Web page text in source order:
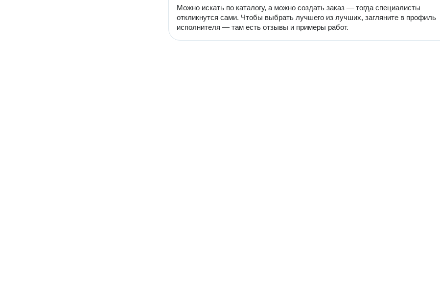
Можно искать по каталогу, а можно создать заказ — тогда специалисты
откликнутся сами. Чтобы выбрать лучшего из лучших, загляните в профиль
исполнителя — там есть отзывы и примеры работ.